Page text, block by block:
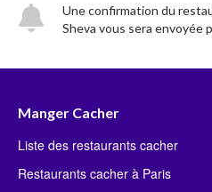
Une confirmation du
Sheva vous sera envoyée
Manger Cacher
Liste des restaurants cacher
Restaurants cacher à Paris